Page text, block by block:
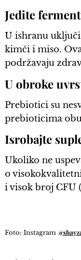
Jedite
U ishranu
kimči i miso.
podržavaju
U obroke
Prebiotici su
prebioticima
Isrobajte
Ukoliko ne
o
i visok broj CFU
Foto: Instagram